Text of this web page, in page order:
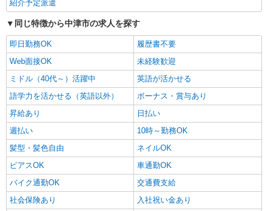
紹介予定派遣
同じ特徴から中津市の求人を探す
即日勤務OK
履歴書不要
Web面接OK
未経験歓迎
ミドル（40代～）活躍中
英語が活かせる
語学力を活かせる（英語以外）
ボーナス・賞与あり
昇給あり
日払い
週払い
10時～勤務OK
髪型・髪色自由
ネイルOK
ピアスOK
車通勤OK
バイク通勤OK
交通費支給
社会保険あり
入社祝い金あり